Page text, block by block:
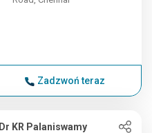
Zadzwoń teraz
Dr KR Palaniswamy